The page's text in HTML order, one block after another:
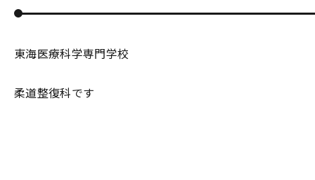
東海医療科学専門学校
柔道整復科です